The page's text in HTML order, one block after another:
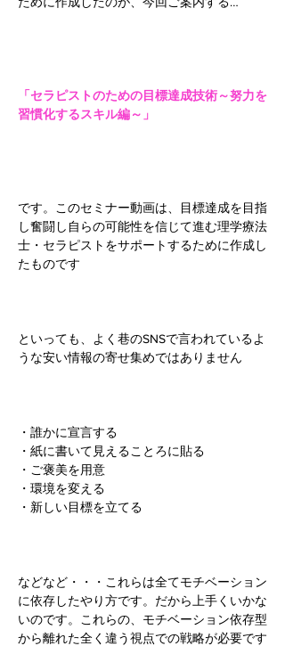
「セラピストのための目標達成技術～努力を
習慣化するスキル編～」
です。このセミナー動画は、目標達成を目指
し奮闘し自らの可能性を信じて進む理学療法
士・セラピストをサポートするために作成し
たものです
といっても、よく巷のSNSで言われているよ
うな安い情報の寄せ集めではありません
・誰かに宣言する
・紙に書いて見えることろに貼る
・ご褒美を用意
・環境を変える
・新しい目標を立てる
などなど・・・これらは全てモチベーション
に依存したやり方です。だから上手くいかな
いのです。これらの、モチベーション依存型
から離れた全く違う視点での戦略が必要です